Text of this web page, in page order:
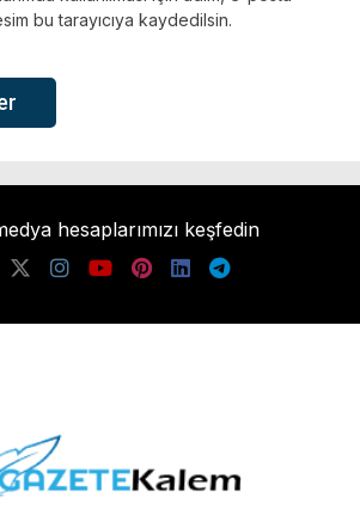
bu tarayıcıya kaydedilsin.
hesaplarımızı keşfedin